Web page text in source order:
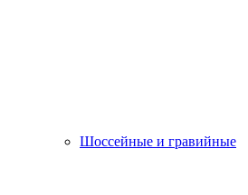
Шоссейные и гравийные